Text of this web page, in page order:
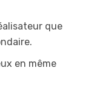
que
en même